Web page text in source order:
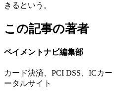
きるという。
この記事の著者
ペイメントナビ編集部
カード決済、PCI DSS、ICカ
ータルサイト